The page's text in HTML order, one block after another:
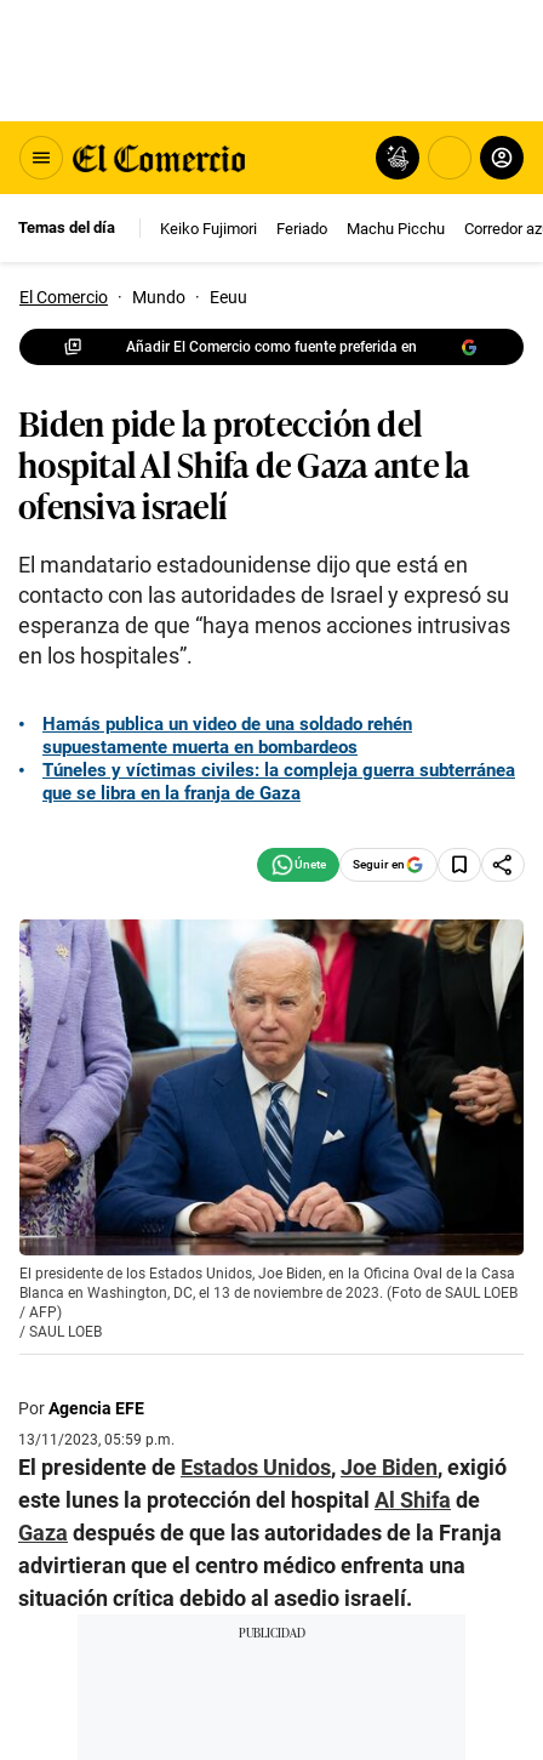
Temas del día Keiko Fujimori Feriado Machu Picchu Corredor
El Comercio · Mundo · Eeuu
Añadir El Comercio como fuente preferida en
Biden pide la protección del
hospital Al Shifa de Gaza ante la
ofensiva israelí
El mandatario estadounidense dijo que está en
contacto con las autoridades de Israel y expresó su
esperanza de que “haya menos acciones intrusivas
en los hospitales”.
Hamás publica un video de una soldado rehén
supuestamente muerta en bombardeos
Túneles y víctimas civiles: la compleja guerra subterránea
que se libra en la franja de Gaza
Seguir en
El presidente de los Estados Unidos, Joe Biden, en la Oficina Oval de la Casa
Blanca en Washington, DC, el 13 de noviembre de 2023. (Foto de SAUL LOEB
/ AFP)
/ SAUL LOEB
PorAgencia EFE
13/11/2023, 05:59 p.m.
El presidente de Estados Unidos,Joe Biden, exigió
este lunes la protección del hospital Al Shifa de
Gaza después de que las autoridades de la Franja
advirtieran que el centro médico enfrenta una
situación crítica debido al asedio israelí.